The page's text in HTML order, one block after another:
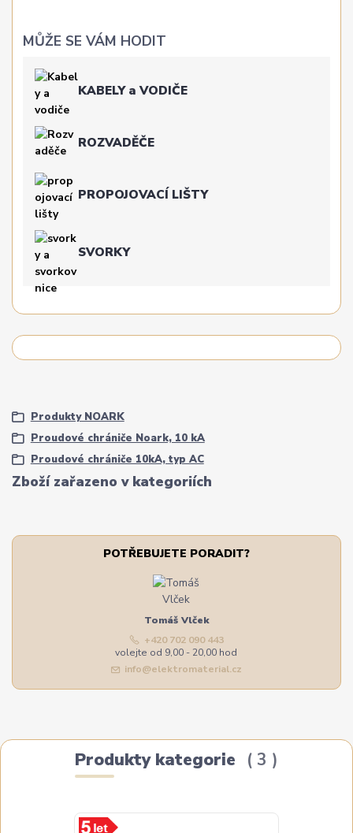
MŮŽE SE VÁM HODIT
KABELY a VODIČE
ROZVADĚČE
PROPOJOVACÍ LIŠTY
SVORKY
Zboží zařazeno v kategoriích
Produkty NOARK
Proudové chrániče Noark, 10 kA
Proudové chrániče 10kA, typ AC
POTŘEBUJETE PORADIT?
Tomáš Vlček
+420 702 090 443
volejte od 9,00 - 20,00 hod
info@elektromaterial.cz
Produkty kategorie 3